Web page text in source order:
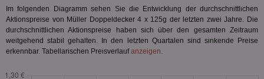
Im folgenden Diagramm sehen Sie die Entwicklung der durchschnittlichen
Aktionspreise von Müller Doppeldecker 4 x 125g der letzten zwei Jahre. Die
durchschnittlichen Aktionspreise haben sich über den gesamten Zeitraum
weitgehend stabil gehalten. In den letzten Quartalen sind sinkende Preise
erkennbar. Tabellarischen Preisverlaufanzeigen.